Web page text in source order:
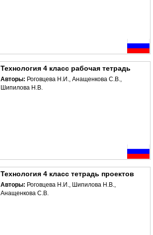
Технология 4 класс рабочая тетрадь
Авторы: Роговцева Н.И., Анащенкова С.В.,
Шипилова Н.В.
Технология 4 класс тетрадь проектов
Авторы: Роговцева Н.И., Шипилова Н.В.,
Анащенкова С.В.